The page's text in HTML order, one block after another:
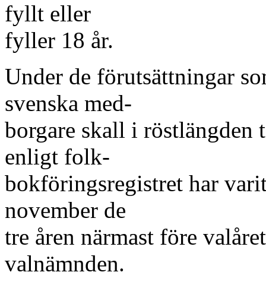
fyllt eller
fyller 18 år.
Under de förutsättningar
svenska med-
borgare skall i röstlängden
enligt folk-
bokföringsregistret har
november de
tre åren närmast före
valnämnden.